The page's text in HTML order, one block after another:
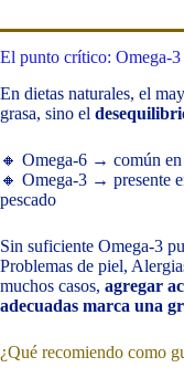
El punto crítico: Omega-
En dietas naturales, el
grasa, sino el
🔸 Omega-6 → común
🔸 Omega-3 → presente
pescado
Sin suficiente Omega-3
Problemas de piel,
muchos casos, agregar
adecuadas marca una
¿Qué recomiendo como